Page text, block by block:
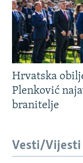
Hrvatska
Plenković
branitelje
Vesti/Vijesti